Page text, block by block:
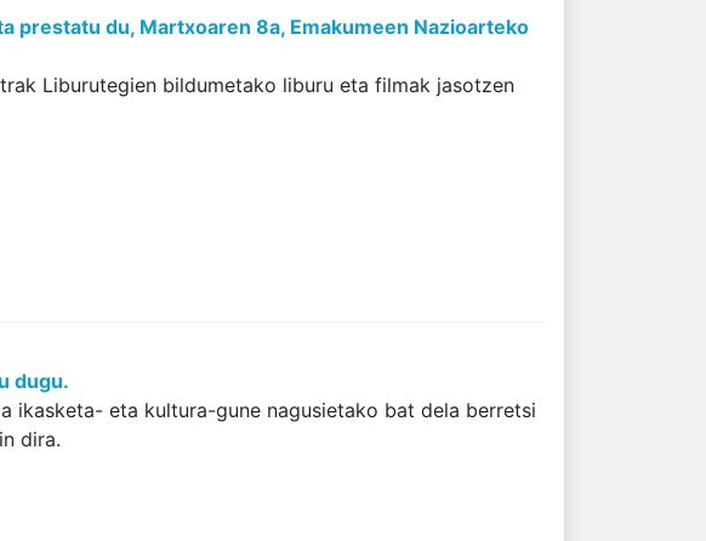
prestatu du, Martxoaren 8a, Emakumeen Nazioarteko
Liburutegien bildumetako liburu eta filmak jasotzen
dugu.
ikasketa- eta kultura-gune nagusietako bat dela berretsi
dira.